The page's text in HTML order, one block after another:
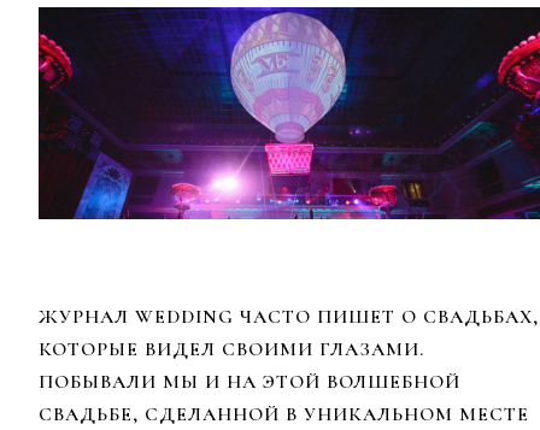
ЖУРНАЛ WEDDING ЧАСТО ПИШЕТ О СВАДЬБАХ,
КОТОРЫЕ ВИДЕЛ СВОИМИ ГЛАЗАМИ.
ПОБЫВАЛИ МЫ И НА ЭТОЙ ВОЛШЕБНОЙ
СВАДЬБЕ, СДЕЛАННОЙ В УНИКАЛЬНОМ МЕСТЕ